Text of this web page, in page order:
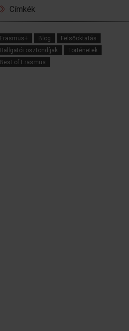
Címkék
Erasmus+ Blog
Felsőoktatás
Hallgatói ösztöndíjak
Történetek
Best of Erasmus